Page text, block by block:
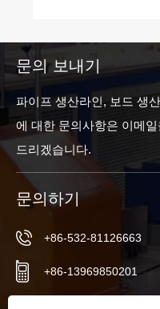
문의 보내기
파이프 생산라인, 보드 생
에 대한 문의사항은 이메
드리겠습니다.
문의하기
+86-532-81126663
+86-13969850201